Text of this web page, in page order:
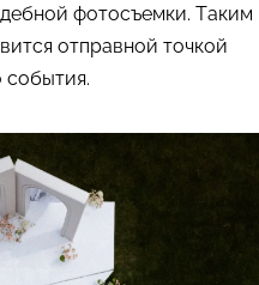
фотосъемки. Таким
отправной точкой
события.